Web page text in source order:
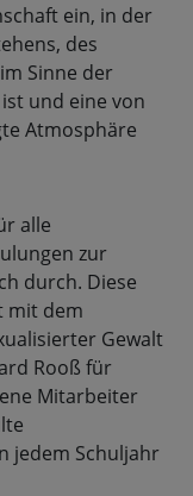
ein, in der
des
Sinne der
und eine von
Atmosphäre
alle
zur
durch. Diese
mit dem
Gewalt
Rooß für
Mitarbeiter
jedem Schuljahr